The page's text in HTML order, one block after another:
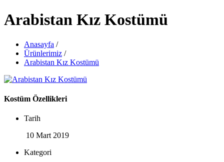
Arabistan Kız Kostümü
Anasayfa /
Ürünlerimiz /
Arabistan Kız Kostümü
Kostüm Özellikleri
Tarih
10 Mart 2019
Kategori